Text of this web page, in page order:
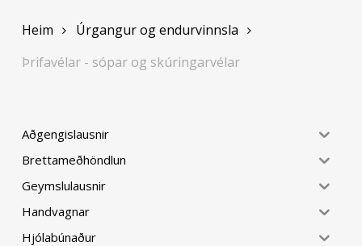
Heim
Úrgangur og endurvinnsla
Þrifavélar - sópar og skúringarvélar
Aðgengislausnir
Brettameðhöndlun
Geymslulausnir
Handvagnar
Hjólabúnaður